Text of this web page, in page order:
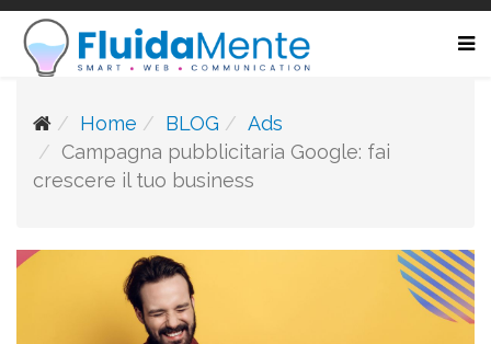
Home BLOG
Ads
Campagna pubblicitaria Google: fai
crescere il tuo business